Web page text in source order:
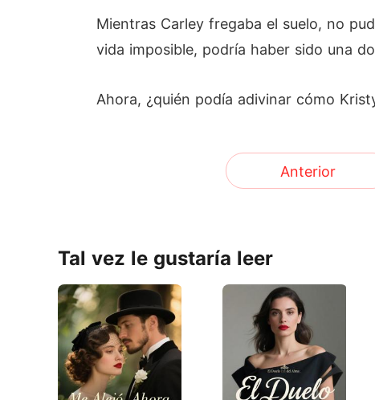
Mientras Carley fregaba el suelo, no
vida imposible, podría haber sido una
Ahora, ¿quién podía adivinar cómo
Anterior
Tal vez le gustaría leer